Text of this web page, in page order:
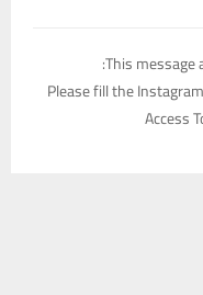
This message
Please fill the
Access